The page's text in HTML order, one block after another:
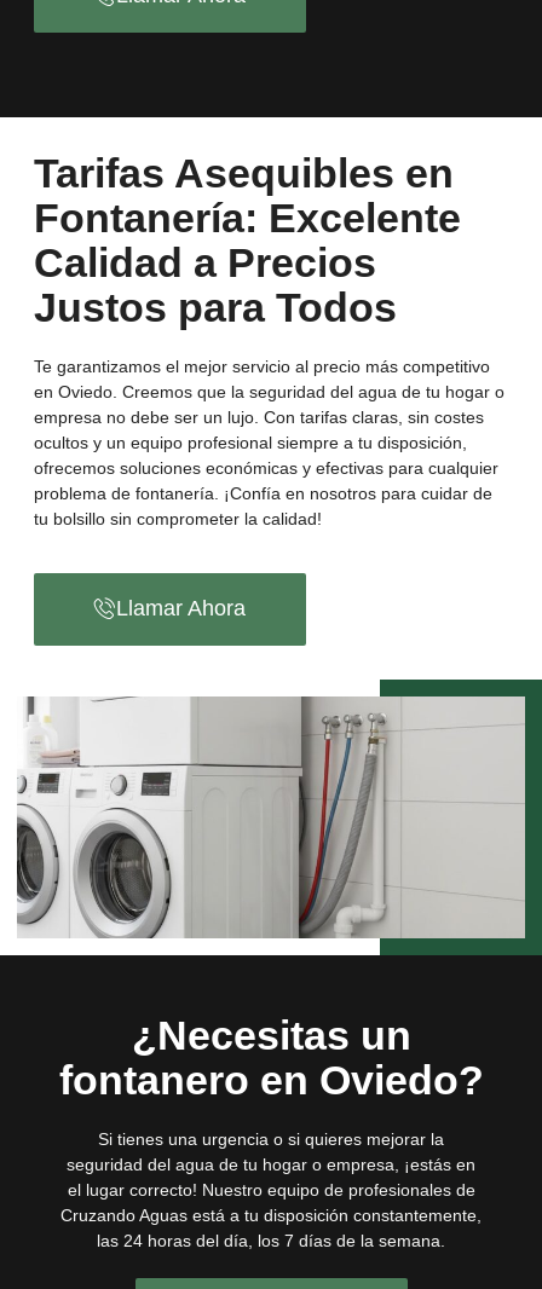
Tarifas Asequibles en
Fontanería: Excelente
Calidad a Precios
Justos para Todos
Te garantizamos el mejor servicio al precio más competitivo
en Oviedo. Creemos que la seguridad del agua de tu hogar o
empresa no debe ser un lujo. Con tarifas claras, sin costes
ocultos y un equipo profesional siempre a tu disposición,
ofrecemos soluciones económicas y efectivas para cualquier
problema de fontanería. ¡Confía en nosotros para cuidar de
tu bolsillo sin comprometer la calidad!
Llamar Ahora
¿Necesitas un
fontanero en Oviedo?
Si tienes una urgencia o si quieres mejorar la
seguridad del agua de tu hogar o empresa, ¡estás en
el lugar correcto! Nuestro equipo de profesionales de
Cruzando Aguas está a tu disposición constantemente,
las 24 horas del día, los 7 días de la semana.